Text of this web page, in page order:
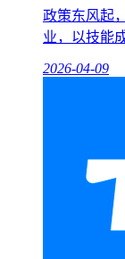
政策东风起
业，以技能
2026-04-09